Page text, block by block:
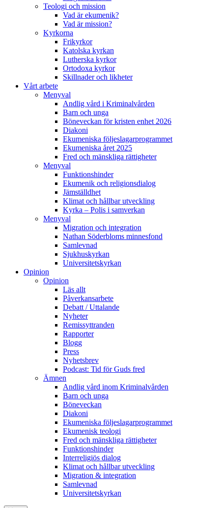
Teologi och mission
Vad är ekumenik?
Vad är mission?
Kyrkorna
Frikyrkor
Katolska kyrkan
Lutherska kyrkor
Ortodoxa kyrkor
Skillnader och likheter
Vårt arbete
Menyval
Andlig vård i Kriminalvården
Barn och unga
Böneveckan för kristen enhet 2026
Diakoni
Ekumeniska följeslagarprogrammet
Ekumeniska året 2025
Fred och mänskliga rättigheter
Menyval
Funktionshinder
Ekumenik och religionsdialog
Jämställdhet
Klimat och hållbar utveckling
Kyrka – Polis i samverkan
Menyval
Migration och integration
Nathan Söderbloms minnesfond
Samlevnad
Sjukhuskyrkan
Universitetskyrkan
Opinion
Opinion
Läs allt
Påverkansarbete
Debatt / Uttalande
Nyheter
Remissyttranden
Rapporter
Blogg
Press
Nyhetsbrev
Podcast: Tid för Guds fred
Ämnen
Andlig vård inom Kriminalvården
Barn och unga
Böneveckan
Diakoni
Ekumeniska följeslagarprogrammet
Ekumenisk teologi
Fred och mänskliga rättigheter
Funktionshinder
Interreligiös dialog
Klimat och hållbar utveckling
Migration & integration
Samlevnad
Universitetskyrkan